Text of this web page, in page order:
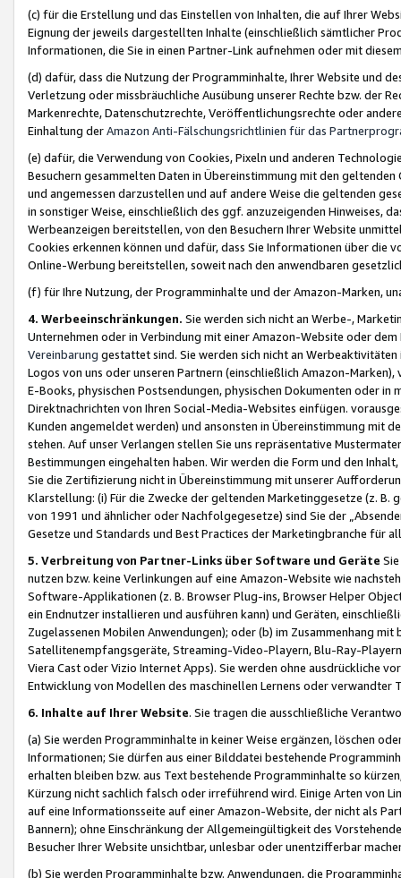
(c) für die Erstellung und das Einstellen von Inhalten, die auf Ihrer
Eignung der jeweils dargestellten Inhalte (einschließlich sämtlicher
Informationen, die Sie in einen Partner-Link aufnehmen oder mit
(d) dafür, dass die Nutzung der Programminhalte, Ihrer Website und
Verletzung oder missbräuchliche Ausübung unserer Rechte bzw. der
Markenrechte, Datenschutzrechte, Veröffentlichungsrechte oder
Einhaltung derAmazon Anti-Fälschungsrichtlinien für das
(e) dafür, die Verwendung von Cookies, Pixeln und anderen
Besuchern gesammelten Daten in Übereinstimmung mit den
und angemessen darzustellen und auf andere Weise die geltenden
in sonstiger Weise, einschließlich des ggf. anzuzeigenden Hinweises,
Werbeanzeigen bereitstellen, von den Besuchern Ihrer Website
Cookies erkennen können und dafür, dass Sie Informationen über die
Online-Werbung bereitstellen, soweit nach den anwendbaren
(f) für Ihre Nutzung, der Programminhalte und der Amazon-Marken,
4. Werbeeinschränkungen. Sie werden sich nicht an Werbe-,
Unternehmen oder in Verbindung mit einer Amazon-Website oder
Vereinbarung gestattet sind. Sie werden sich nicht an
Logos von uns oder unseren Partnern (einschließlich Amazon-
E-Books, physischen Postsendungen, physischen Dokumenten oder in
Direktnachrichten von Ihren Social-Media-Websites einfügen.
Kunden angemeldet werden) und ansonsten in Übereinstimmung mit
stehen. Auf unser Verlangen stellen Sie uns repräsentative
Bestimmungen eingehalten haben. Wir werden die Form und den
Sie die Zertifizierung nicht in Übereinstimmung mit unserer
Klarstellung: (i) Für die Zwecke der geltenden Marketinggesetze (z. B.
von 1991 und ähnlicher oder Nachfolgegesetze) sind Sie der
Gesetze und Standards und Best Practices der Marketingbranche für
5. Verbreitung von Partner-Links über Software und Geräte
nutzen bzw. keine Verlinkungen auf eine Amazon-Website wie
Software-Applikationen (z. B. Browser Plug-ins, Browser Helper
ein Endnutzer installieren und ausführen kann) und Geräten,
Zugelassenen Mobilen Anwendungen); oder (b) im Zusammenhang
Satellitenempfangsgeräte, Streaming-Video-Playern, Blu-Ray-
Viera Cast oder Vizio Internet Apps). Sie werden ohne ausdrückliche
Entwicklung von Modellen des maschinellen Lernens oder
6. Inhalte auf Ihrer Website. Sie tragen die ausschließliche
(a) Sie werden Programminhalte in keiner Weise ergänzen, löschen
Informationen; Sie dürfen aus einer Bilddatei bestehende
erhalten bleiben bzw. aus Text bestehende Programminhalte so
Kürzung nicht sachlich falsch oder irreführend wird. Einige Arten von
auf eine Informationsseite auf einer Amazon-Website, der nicht als
Bannern); ohne Einschränkung der Allgemeingültigkeit des
Besucher Ihrer Website unsichtbar, unlesbar oder unentzifferbar
(b) Sie werden Programminhalte bzw. Anwendungen, die